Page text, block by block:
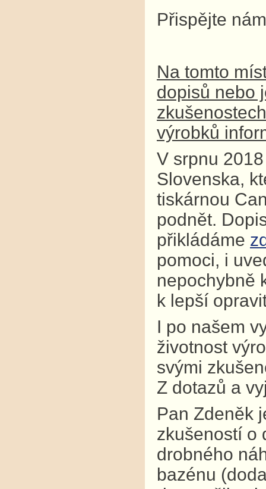
Přispějte
Na tomto
dopisů nebo
výrobků
V srpnu
Slovenska,
tiskárnou
podnět.
přikládáme
pomoci, i
nepochybně
k lepší
I po našem
životnost
svými
Z dotazů a
Pan Zdeněk
zkušeností o
drobného
bazénu